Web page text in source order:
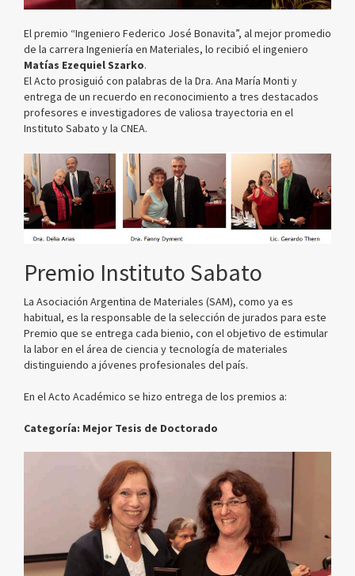
El premio “Ingeniero Federico José Bonavita”, al mejor promedio
de la carrera Ingeniería en Materiales, lo recibió el ingeniero
Matías Ezequiel Szarko.
El Acto prosiguió con palabras de la Dra. Ana María Monti y
entrega de un recuerdo en reconocimiento a tres destacados
profesores e investigadores de valiosa trayectoria en el
Instituto Sabato y la CNEA.
Premio Instituto Sabato
La Asociación Argentina de Materiales (SAM), como ya es
habitual, es la responsable de la selección de jurados para este
Premio que se entrega cada bienio, con el objetivo de estimular
la labor en el área de ciencia y tecnología de materiales
distinguiendo a jóvenes profesionales del país.
En el Acto Académico se hizo entrega de los premios a:
Categoría: Mejor Tesis de Doctorado